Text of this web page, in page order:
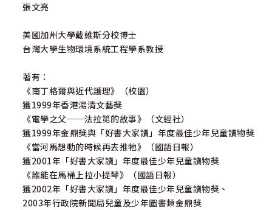
張文亮
美國加州大學戴維斯分校博士
台灣大學生物環境系統工程學系教授
著有：
《南丁格爾與近代護理》（校園）
獲1999年香港湯清文藝獎
《電學之父──法拉第的故事》（文經社）
獲1999年金鼎獎與「好書大家讀」年度最佳少年兒童讀物獎
《當河馬想動的時候再去推牠》（國語日報）
獲2001年「好書大家讀」年度最佳少年兒童讀物獎
《誰能在馬桶上拉小提琴》（國語日報）
獲2002年「好書大家讀」年度最佳少年兒童讀物獎、
2003年行政院新聞局兒童及少年圖書類金鼎獎